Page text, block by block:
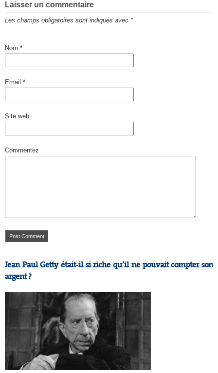
Laisser un commentaire
Les champs obligatoires sont indiqués avec *
Nom *
Email *
Site web
Commentez
Jean Paul Getty était-il si riche qu’il ne pouvait compter son
argent ?